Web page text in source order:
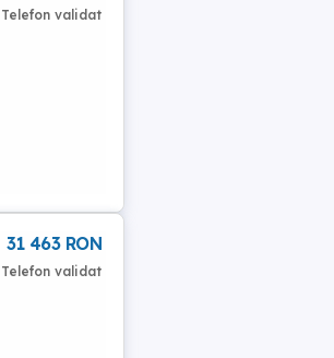
Telefon validat
31 463 RON
Telefon validat